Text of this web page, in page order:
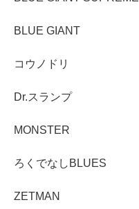
BLUE GIANT
コウノドリ
Dr.スランプ
MONSTER
ろくでなしBLUES
ZETMAN